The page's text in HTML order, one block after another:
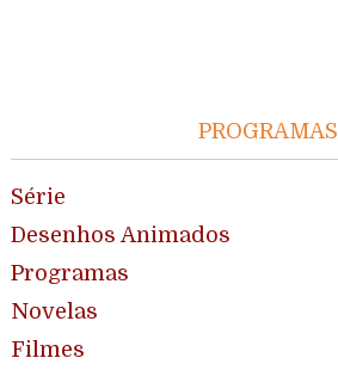
PROGRAMAS
Série
Desenhos Animados
Programas
Novelas
Filmes